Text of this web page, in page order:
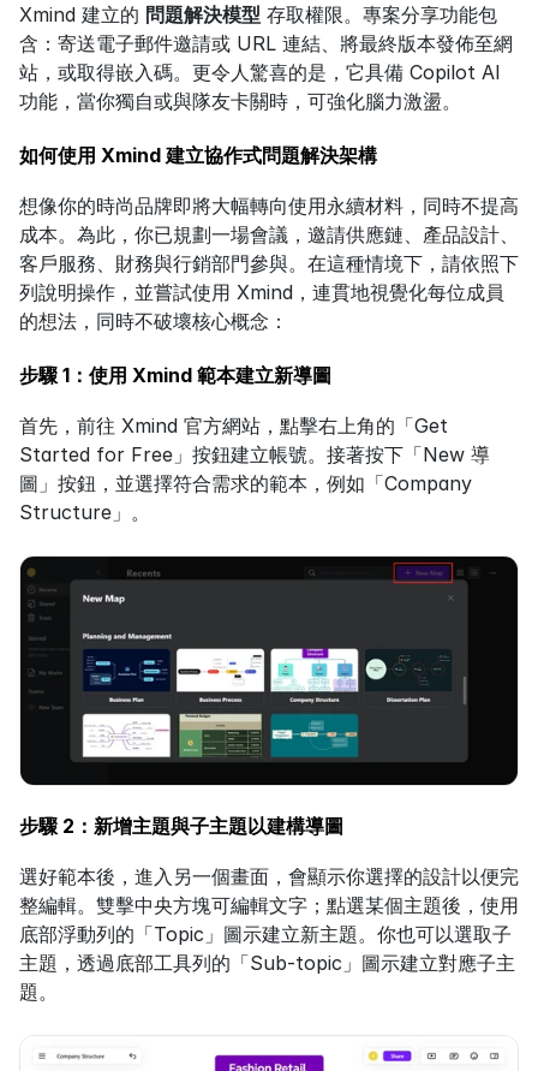
Xmind 建立的 問題解決模型 存取權限。專案分享功能包
含：寄送電子郵件邀請或 URL 連結、將最終版本發佈至網
站，或取得嵌入碼。更令人驚喜的是，它具備 Copilot AI
功能，當你獨自或與隊友卡關時，可強化腦力激盪。
如何使用 Xmind 建立協作式問題解決架構
想像你的時尚品牌即將大幅轉向使用永續材料，同時不提高
成本。為此，你已規劃一場會議，邀請供應鏈、產品設計、
客戶服務、財務與行銷部門參與。在這種情境下，請依照下
列說明操作，並嘗試使用 Xmind，連貫地視覺化每位成員
的想法，同時不破壞核心概念：
步驟 1：使用 Xmind 範本建立新導圖
首先，前往 Xmind 官方網站，點擊右上角的「Get
Started for Free」按鈕建立帳號。接著按下「New 導
圖」按鈕，並選擇符合需求的範本，例如「Company
Structure」。
步驟 2：新增主題與子主題以建構導圖
選好範本後，進入另一個畫面，會顯示你選擇的設計以便完
整編輯。雙擊中央方塊可編輯文字；點選某個主題後，使用
底部浮動列的「Topic」圖示建立新主題。你也可以選取子
主題，透過底部工具列的「Sub-topic」圖示建立對應子主
題。